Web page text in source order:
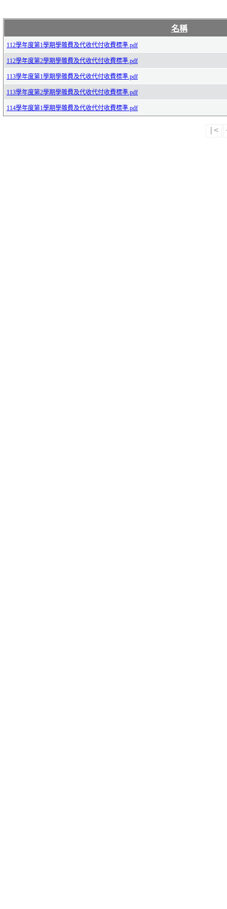
名稱
112學年度第1學期學雜費及代收代付收費標準.pdf
112學年度第2學期學雜費及代收代付收費標準.pdf
113學年度第1學期學雜費及代收代付收費標準.pdf
113學年度第2學期學雜費及代收代付收費標準.pdf
114學年度第1學期學雜費及代收代付收費標準.pdf
|<